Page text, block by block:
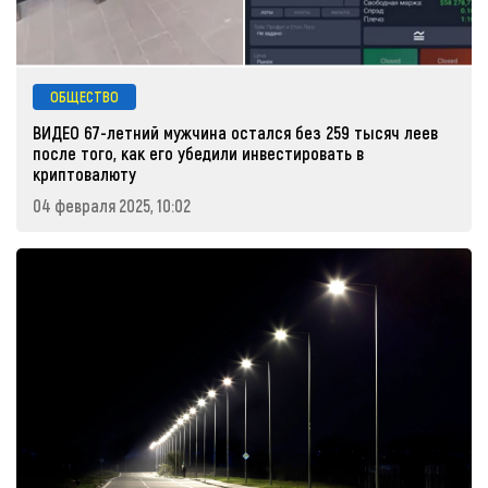
ОБЩЕСТВО
ВИДЕО 67-летний мужчина остался без 259 тысяч леев
после того, как его убедили инвестировать в
криптовалюту
04 февраля 2025, 10:02